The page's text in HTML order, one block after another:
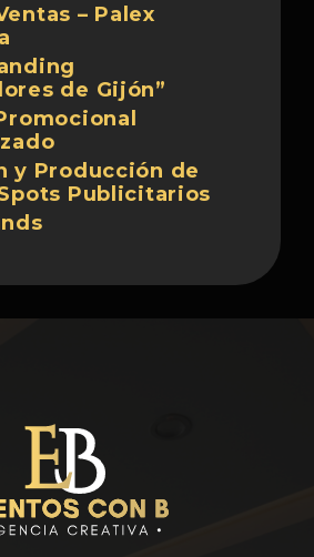
– Palex
de Gijón”
y Producción de
Publicitarios